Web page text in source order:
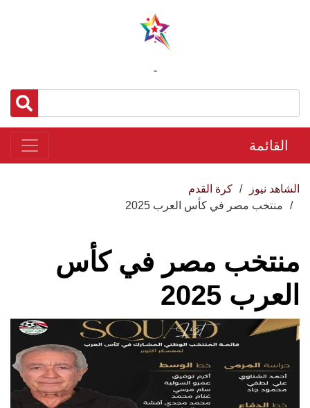
-
القائمة
الشاهد نيوز
كرة القدم
منتخب مصر في كأس العرب 2025
منتخب مصر في كأس
العرب 2025